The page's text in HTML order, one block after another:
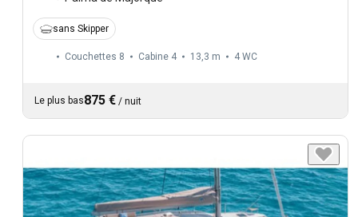
sans Skipper
Couchettes 8 Cabine 4 13,3 m 4 WC
Le plus bas875 € / nuit